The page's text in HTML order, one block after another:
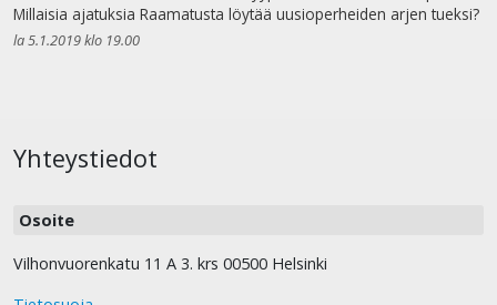
Millaisia ajatuksia Raamatusta löytää uusioperheiden arjen tueksi?
la 5.1.2019 klo 19.00
Yhteystiedot
Osoite
Vilhonvuorenkatu 11 A 3. krs 00500 Helsinki